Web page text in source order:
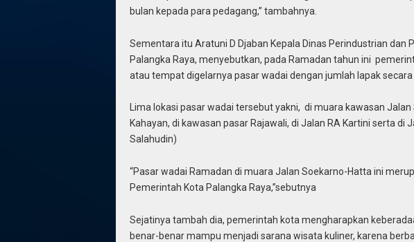
bulan kepada para pedagang,” tambahnya.
Sementara itu Aratuni D Djaban Kepala Dinas Perindustrian dan
Palangka Raya, menyebutkan, pada Ramadan tahun ini
atau tempat digelarnya pasar wadai dengan jumlah lapak
Lima lokasi pasar wadai tersebut yakni, di muara kawasan
Kahayan, di kawasan pasar Rajawali, di Jalan RA Kartini serta di
Salahudin)
“Pasar wadai Ramadan di muara Jalan Soekarno-Hatta ini
Pemerintah Kota Palangka Raya,”sebutnya
Sejatinya tambah dia, pemerintah kota mengharapkan
benar-benar mampu menjadi sarana wisata kuliner, karena